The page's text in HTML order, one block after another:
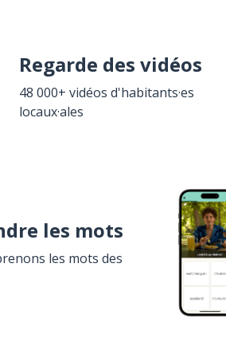
Regarde des vidéos
48 000+ vidéos d'habitants·es
locaux·ales
les mots
les mots des